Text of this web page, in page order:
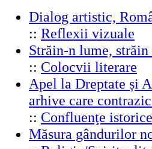
Dialog artistic,
:: Reflexii vizuale
Străin-n lume,
:: Colocvii literare
Apel la Dreptate și
arhive care
:: Confluenţe istorice
Măsura gândurilor